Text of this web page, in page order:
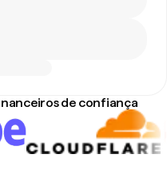
de confiança